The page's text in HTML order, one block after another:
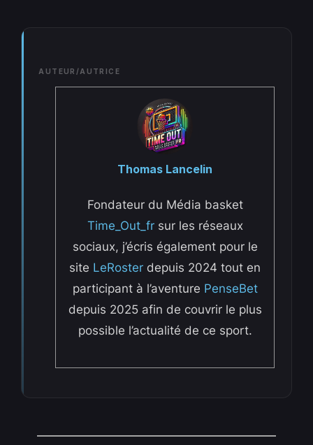
AUTEUR/AUTRICE
Thomas Lancelin
Fondateur du Média basket
Time_Out_frsur les réseaux
sociaux, j’écris également pour le
site LeRoster depuis 2024 tout en
participant à l’aventure PenseBet
depuis 2025 afin de couvrir le plus
possible l’actualité de ce sport.